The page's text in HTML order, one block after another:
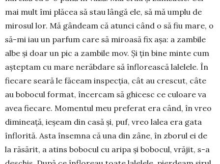
mai mult îmi plăcea să stau lân­gă ele, să mă umplu de
mirosul lor. Mă gândeam că atunci când o să fiu mare, o
să-mi iau un parfum ca­re să miroasă fix așa: a zambile
albe și doar un pic a zam­bile mov. Și țin bine minte cum
așteptam cu ma­re nerăbdare să în­florească lalelele. În
fiecare sea­ră le făceam inspec­ția, cât au crescut, câte
au bobo­cul format, încer­cam să ghicesc ce culoare va
avea fieca­re. Momentul meu preferat era când, în vreo
dimi­nea­ță, ieșeam din casă și, puf, vreo lalea era gata
înflorită. Asta însem­na că una din zâne, în zborul ei de
la răsărit, a atins bobocul cu aripa și bobocul, vră­jit, s-a